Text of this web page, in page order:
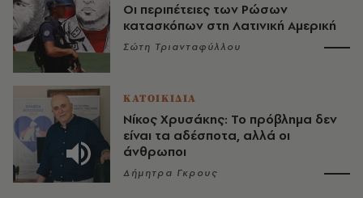
Οι περιπέτειες των Ρώσων
κατασκόπων στη Λατινική Αμερική
Σώτη Τριανταφύλλου
ΚΑΤΟΙΚΙΔΙΑ
Νίκος Χρυσάκης: Το πρόβλημα δεν
είναι τα αδέσποτα, αλλά οι
άνθρωποι
Δήμητρα Γκρους